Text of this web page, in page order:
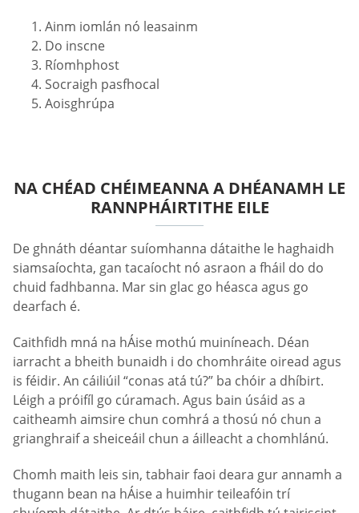
Ainm iomlán nó leasainm
Do inscne
Ríomhphost
Socraigh pasfhocal
Aoisghrúpa
NA CHÉAD CHÉIMEANNA A DHÉANAMH LE
RANNPHÁIRTITHE EILE
De ghnáth déantar suíomhanna dátaithe le haghaidh
siamsaíochta, gan tacaíocht nó asraon a fháil do do
chuid fadhbanna. Mar sin glac go héasca agus go
dearfach é.
Caithfidh mná na hÁise mothú muiníneach. Déan
iarracht a bheith bunaidh i do chomhráite oiread agus
is féidir. An cáiliúil “conas atá tú?” ba chóir a dhíbirt.
Léigh a próifíl go cúramach. Agus bain úsáid as a
caitheamh aimsire chun comhrá a thosú nó chun a
grianghraif a sheiceáil chun a áilleacht a chomhlánú.
Chomh maith leis sin, tabhair faoi deara gur annamh a
thugann bean na hÁise a huimhir teileafóin trí